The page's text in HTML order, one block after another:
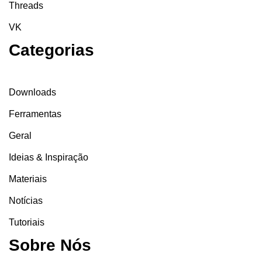
Threads
VK
Categorias
Downloads
Ferramentas
Geral
Ideias & Inspiração
Materiais
Notícias
Tutoriais
Sobre Nós